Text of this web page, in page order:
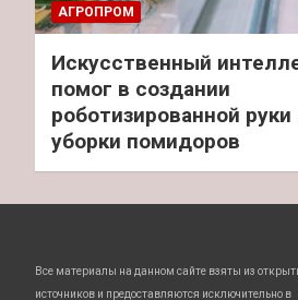
АГРОПРОМ
Искусственный
помог в создании
роботизированной
уборки помидоров
Все материалы на данном сайте взяты из
источников и предоставляются исключительно в